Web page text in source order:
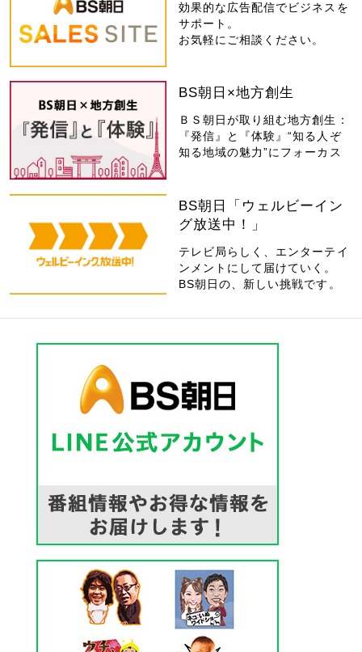
効果的な広告配信でビジネスを
サポート。
お気軽にご相談ください。
BS朝日×地方創生
ＢＳ朝日が取り組む地方創生：
『発信』と『体験』“知る人ぞ
知る地域の魅力”にフォーカス
BS朝日「ウェルビーイン
グ放送中！」
テレビ局らしく、エンターテイ
ンメントにして届けていく。
BS朝日の、新しい挑戦です。